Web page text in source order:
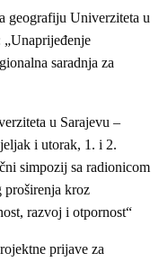
geografiju Univerziteta u
„Unaprijeđenje
saradnja za
u Sarajevu –
i utorak, 1. i 2.
simpozij sa radionicom
proširenja kroz
razvoj i otpornost“
prijave za